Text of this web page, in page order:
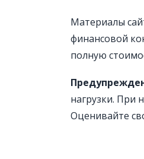
Материалы
финансовой
полную
нагрузки. При
Оценивайте